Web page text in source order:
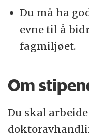
Du må ha
evne til å
fagmiljøet.
Om
Du skal